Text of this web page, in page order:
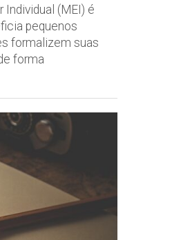
Individual (MEI) é
pequenos
formalizem suas
forma